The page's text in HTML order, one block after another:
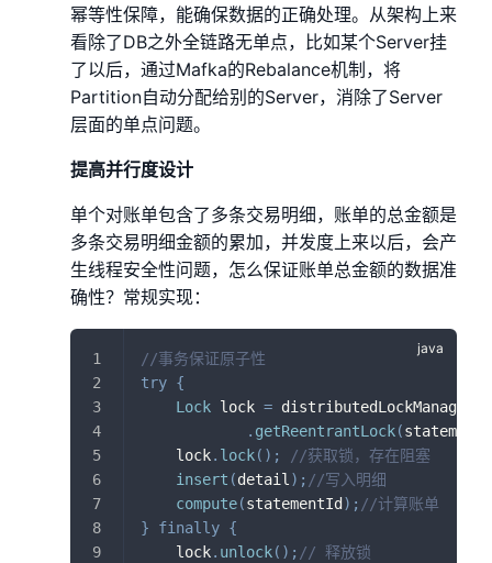
幂等性保障，能确保数据的正确处理。从架构上来
看除了DB之外全链路无单点，比如某个Server挂
了以后，通过Mafka的Rebalance机制，将
Partition自动分配给别的Server，消除了Server
层面的单点问题。
提高并行度设计
单个对账单包含了多条交易明细，账单的总金额是
多条交易明细金额的累加，并发度上来以后，会产
生线程安全性问题，怎么保证账单总金额的数据准
确性？常规实现：
//事务保证原子性
try {
Lock lock = distributedLockManager
. getReentrantLock(
    lock
. lock( ) ;
//获取锁，存在阻塞
insert (detail ) ; //写入明细
compute(statementId ) ; //计算账单
}
finally {
    lock
. unlock( ) ; // 释放锁